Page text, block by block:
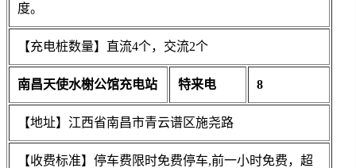
度。
【充电桩数量】直流4个，交流2个
南昌天使水榭公馆充电站 特来电 8
【地址】江西省南昌市青云谱区施尧路
【收费标准】停车费限时免费停车,前一小时免费，超